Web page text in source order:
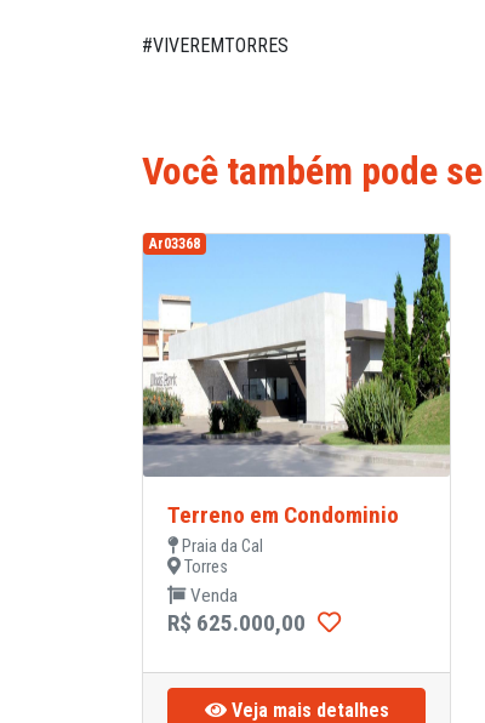
#VIVEREMTORRES
Você também pode
Ar03368
Terreno em Condominio
Praia da Cal
Torres
Venda
R$ 625.000,00
Veja mais detalhes